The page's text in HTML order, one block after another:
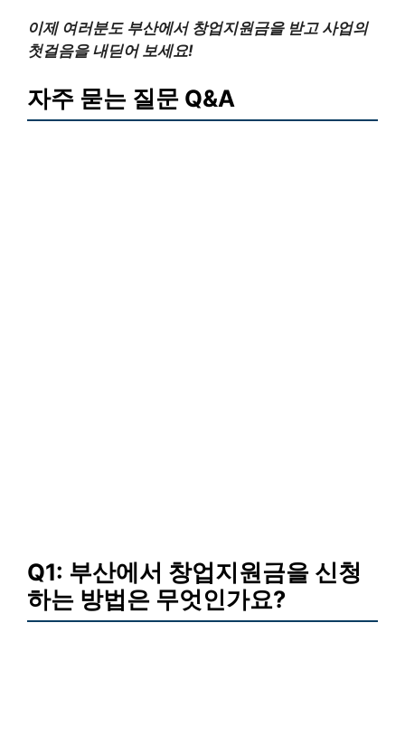
이제 여러분도 부산에서 창업지원금을 받고 사업의
첫걸음을 내딛어 보세요!
자주 묻는 질문 Q&A
Q1: 부산에서 창업지원금을 신청
하는 방법은 무엇인가요?